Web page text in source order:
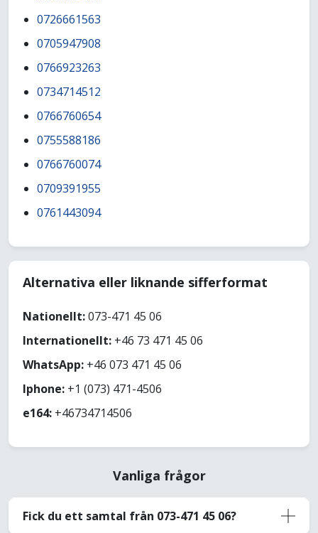
0726661563
0705947908
0766923263
0734714512
0766760654
0755588186
0766760074
0709391955
0761443094
Alternativa eller liknande sifferformat
Nationellt:073-471 45 06
Internationellt: +46 73 471 45 06
WhatsApp: +46 073 471 45 06
Iphone: +1 (073) 471-4506
e164: +46734714506
Vanliga frågor
Fick du ett samtal från 073-471 45 06?